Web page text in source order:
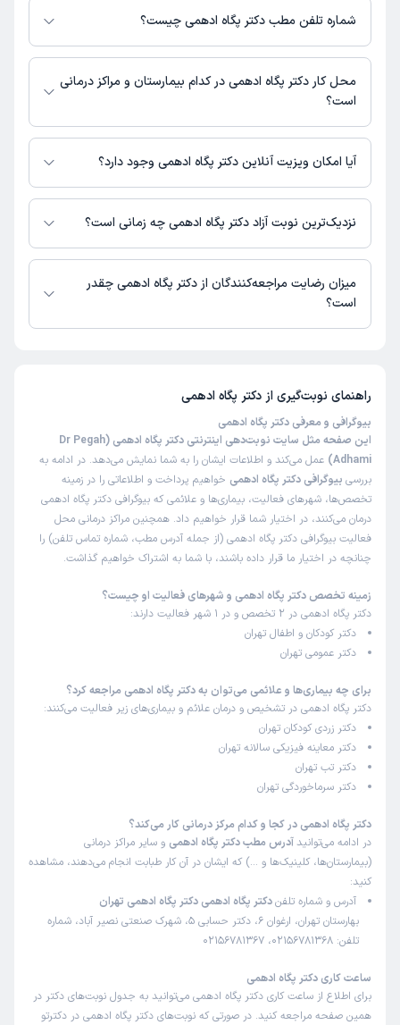
زیر است.
شماره تلفن مطب دکتر پگاه ادهمی چیست؟
دکتر پگاه ادهمی : 02156781368,02156781367
محل کار دکتر پگاه ادهمی در کدام بیمارستان و مراکز درمانی
است؟
اطلاعاتی درباره محل فعالیت دکتر پگاه ادهمی در مراکز درمانی در دسترس
نیست.
آیا امکان ویزیت آنلاین دکتر پگاه ادهمی وجود دارد؟
در حال حاضر اطلاعاتی درباره ارائه ویزیت آنلاین توسط دکتر پگاه ادهمی در
دسترس نیست. برای دریافت اطلاعات دقیق‌تر، لطفاً با مطب تماس بگیرید.
نزدیک‌ترین نوبت آزاد دکتر پگاه ادهمی چه زمانی است؟
زمان نوبت‌دهی و پذیرش بیماران با هماهنگی مطب مشخص می‌شود.
میزان رضایت مراجعه‌کنندگان از دکتر پگاه ادهمی چقدر
است؟
راهنمای نوبت‌گیری از دکتر پگاه ادهمی
بیوگرافی و معرفی دکتر پگاه ادهمی
این صفحه مثل سایت نوبت‌دهی اینترنتی دکتر پگاه ادهمی (Dr Pegah
Adhami) عمل می‌کند و اطلاعات ایشان را به شما نمایش می‌دهد. در ادامه به
بررسی بیوگرافی دکتر پگاه ادهمی خواهیم پرداخت و اطلاعاتی را در زمینه
تخصص‌ها، شهرهای فعالیت، بیماری‌ها و علائمی که بیوگرافی دکتر پگاه ادهمی
درمان می‌کنند، در اختیار شما قرار خواهیم داد. همچنین مراکز درمانی محل
فعالیت بیوگرافی دکتر پگاه ادهمی (از جمله آدرس مطب، شماره تماس تلفن) را
چنانچه در اختیار ما قرار داده باشند، با شما به اشتراک خواهیم گذاشت.
زمینه تخصص دکتر پگاه ادهمی و شهرهای فعالیت او چیست؟
دکتر پگاه ادهمی در 2 تخصص و در 1 شهر فعالیت دارند:
دکتر کودکان و اطفال تهران
دکتر عمومی تهران
برای چه بیماری‌ها و علائمی می‌توان به دکتر پگاه ادهمی مراجعه کرد؟
دکتر پگاه ادهمی در تشخیص و درمان علائم و بیماری‌های زیر فعالیت می‌کنند:
دکتر زردی کودکان تهران
دکتر معاینه فیزیکی سالانه تهران
دکتر تب تهران
دکتر سرماخوردگی تهران
دکتر پگاه ادهمی در کجا و کدام مرکز درمانی کار می‌کند؟
در ادامه می‌توانید آدرس مطب دکتر پگاه ادهمی و سایر مراکز درمانی
(بیمارستان‌ها، کلینیک‌ها و …) که ایشان در آن کار طبابت انجام می‌دهند، مشاهده
کنید:
آدرس و شماره تلفندکتر پگاه ادهمی دکتر پگاه ادهمی تهران
بهارستان تهران، ارغوان 6، دکتر حسابی 5، شهرک صنعتی نصیر آباد، شماره
تلفن: 02156781368، 02156781367
ساعت کاری دکتر پگاه ادهمی
برای اطلاع از ساعت کاری دکتر پگاه ادهمی می‌توانید به جدول نوبت‌های دکتر در
همین صفحه مراجعه کنید. در صورتی که نوبت‌های دکتر پگاه ادهمی در دکترتو